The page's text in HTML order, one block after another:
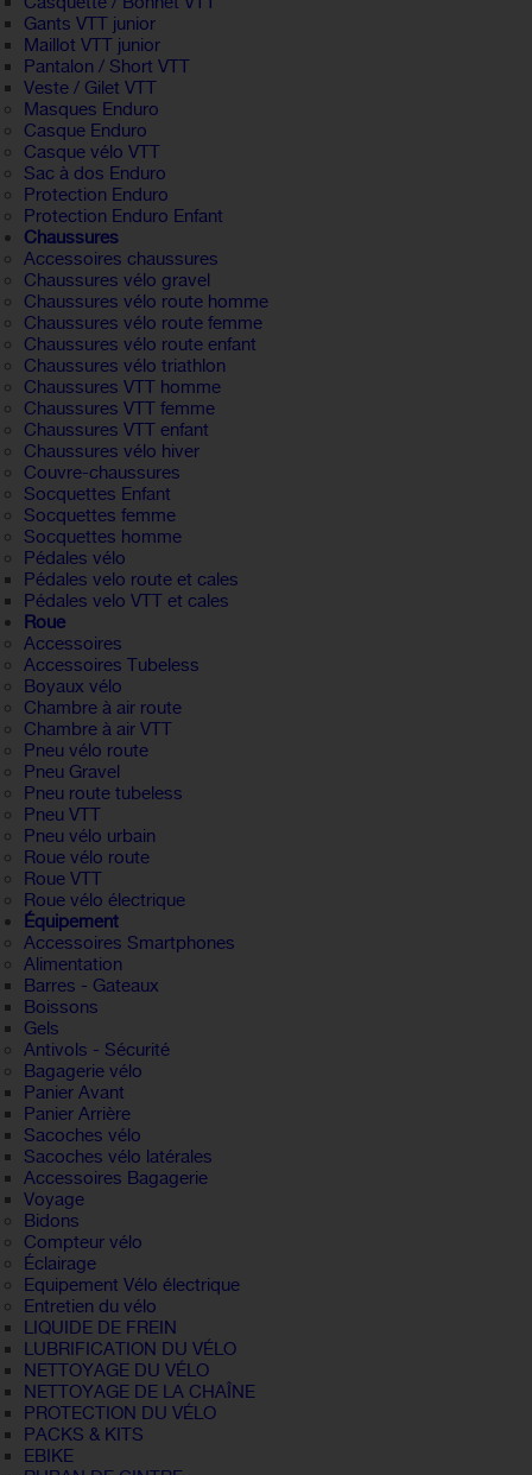
Gants VTT junior
Maillot VTT junior
Pantalon / Short VTT
Veste / Gilet VTT
Masques Enduro
Casque Enduro
Casque vélo VTT
Sac à dos Enduro
Protection Enduro
Protection Enduro Enfant
Chaussures
Accessoires chaussures
Chaussures vélo gravel
Chaussures vélo route homme
Chaussures vélo route femme
Chaussures vélo route enfant
Chaussures vélo triathlon
Chaussures VTT homme
Chaussures VTT femme
Chaussures VTT enfant
Chaussures vélo hiver
Couvre-chaussures
Socquettes Enfant
Socquettes femme
Socquettes homme
Pédales vélo
Pédales velo route et cales
Pédales velo VTT et cales
Roue
Accessoires
Accessoires Tubeless
Boyaux vélo
Chambre à air route
Chambre à air VTT
Pneu vélo route
Pneu Gravel
Pneu route tubeless
Pneu VTT
Pneu vélo urbain
Roue vélo route
Roue VTT
Roue vélo électrique
Équipement
Accessoires Smartphones
Alimentation
Barres - Gateaux
Boissons
Gels
Antivols - Sécurité
Bagagerie vélo
Panier Avant
Panier Arrière
Sacoches vélo
Sacoches vélo latérales
Accessoires Bagagerie
Voyage
Bidons
Compteur vélo
Éclairage
Equipement Vélo électrique
Entretien du vélo
LIQUIDE DE FREIN
LUBRIFICATION DU VÉLO
NETTOYAGE DU VÉLO
NETTOYAGE DE LA CHAÎNE
PROTECTION DU VÉLO
PACKS & KITS
EBIKE